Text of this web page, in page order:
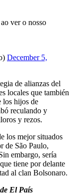
ver o nosso
December 5,
de alianzas del
locales que también
los hijos de
reculando y
y rezos.
los mejor situados
de São Paulo,
embargo, sería
tiene por delante
al clan Bolsonaro.
El País